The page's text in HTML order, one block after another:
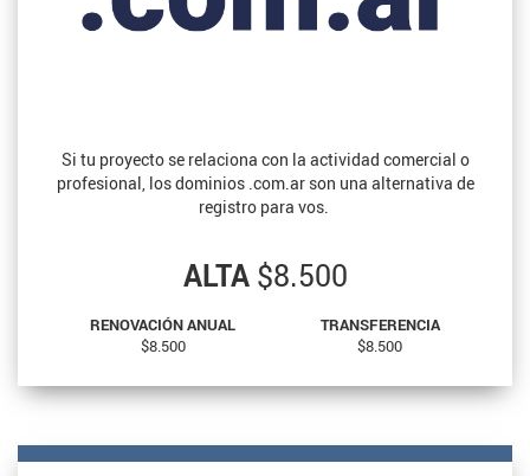
Si tu proyecto se relaciona con la actividad comercial o
profesional, los dominios .com.ar son una alternativa de
registro para vos.
ALTA$8.500
RENOVACIÓN ANUAL
$8.500
TRANSFERENCIA
$8.500